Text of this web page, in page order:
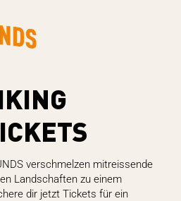
verschmelzen mitreissende
Landschaften zu einem
dir jetzt Tickets für ein